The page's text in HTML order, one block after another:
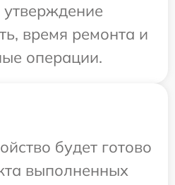
время ремонта и
операции.
будет готово
выполненных